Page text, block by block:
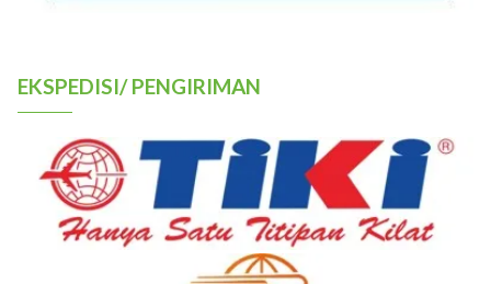
EKSPEDISI/ PENGIRIMAN